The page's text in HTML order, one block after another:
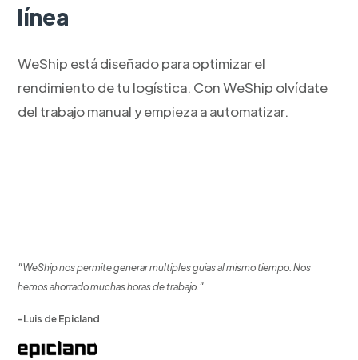
línea
WeShip está diseñado para optimizar el
rendimiento de tu logística. Con WeShip olvídate
del trabajo manual y empieza a automatizar.
"WeShip nos permite generar multiples guias al mismo tiempo. Nos
hemos ahorrado muchas horas de trabajo."
-Luis de Epicland